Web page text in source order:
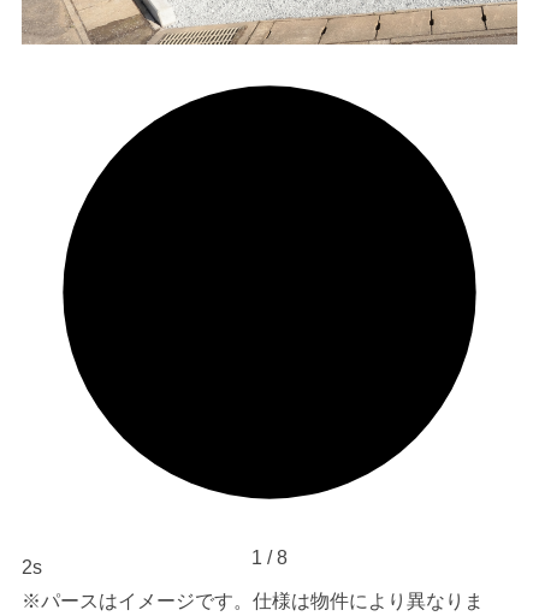
1 /8
1s
※パースはイメージです。仕様は物件により異なりま